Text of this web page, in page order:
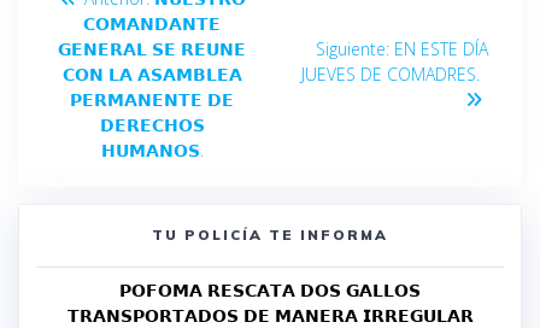
𝗖𝗢𝗠𝗔𝗡𝗗𝗔𝗡𝗧𝗘
𝗚𝗘𝗡𝗘𝗥𝗔𝗟 𝗦𝗘 𝗥𝗘𝗨𝗡𝗘
𝗖𝗢𝗡 𝗟𝗔 𝗔𝗦𝗔𝗠𝗕𝗟𝗘𝗔
𝗣𝗘𝗥𝗠𝗔𝗡𝗘𝗡𝗧𝗘 𝗗𝗘
𝗗𝗘𝗥𝗘𝗖𝗛𝗢𝗦
𝗛𝗨𝗠𝗔𝗡𝗢𝗦.
Siguiente: EN ESTE DÍA
JUEVES DE COMADRES.
TU POLICÍA TE INFORMA
𝗣𝗢𝗙𝗢𝗠𝗔 𝗥𝗘𝗦𝗖𝗔𝗧𝗔 𝗗𝗢𝗦 𝗚𝗔𝗟𝗟𝗢𝗦
𝗧𝗥𝗔𝗡𝗦𝗣𝗢𝗥𝗧𝗔𝗗𝗢𝗦 𝗗𝗘 𝗠𝗔𝗡𝗘𝗥𝗔 𝗜𝗥𝗥𝗘𝗚𝗨𝗟𝗔𝗥